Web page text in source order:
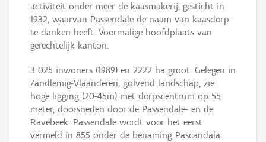
activiteit onder meer de kaasmakerij, gesticht in
1932, waarvan Passendale de naam van kaasdorp
te danken heeft. Voormalige hoofdplaats van
gerechtelijk kanton.
3 025 inwoners (1989) en 2222 ha groot. Gelegen in
Zandlemig-Vlaanderen; golvend landschap, zie
hoge ligging (20-45m) met dorpscentrum op 55
meter, doorsneden door de Passendale- en de
Ravebeek. Passendale wordt voor het eerst
vermeld in 855 onder de benaming Pascandala.